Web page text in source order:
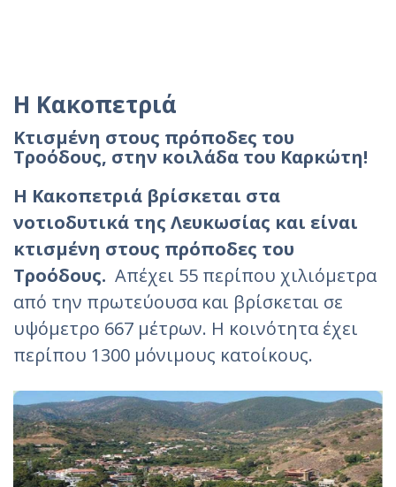
Η Κακοπετριά
Κτισμένη στους πρόποδες του
Τροόδους, στην κοιλάδα του Καρκώτη!
Η Κακοπετριά βρίσκεται στα
νοτιοδυτικά της Λευκωσίας και είναι
κτισμένη στους πρόποδες του
Τροόδους. Απέχει 55 περίπου χιλιόμετρα
από την πρωτεύουσα και βρίσκεται σε
υψόμετρο 667 μέτρων. Η κοινότητα έχει
περίπου 1300 μόνιμους κατοίκους.